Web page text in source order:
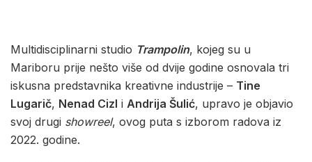
Multidisciplinarni studio Trampolin, kojeg su u
Mariboru prije nešto više od dvije godine osnovala tri
iskusna predstavnika kreativne industrije – Tine
Lugarič, Nenad Cizl i Andrija Šulić, upravo je objavio
svoj drugi showreel, ovog puta s izborom radova iz
2022. godine.